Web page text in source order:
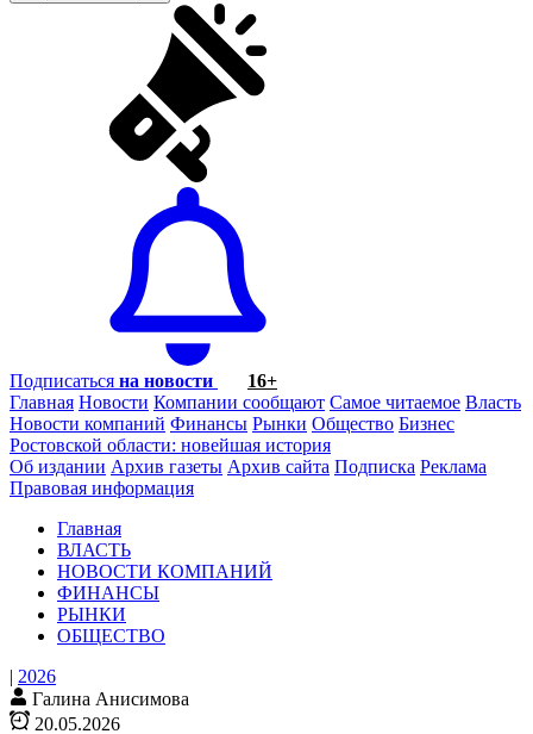
Подписаться на новости
16+
Главная Новости Компании сообщают Самое читаемое Власть
Новости компаний Финансы Рынки Общество Бизнес
Ростовской области: новейшая история
Об издании Архив газеты Архив сайта Подписка Реклама
Правовая информация
Главная
ВЛАСТЬ
НОВОСТИ КОМПАНИЙ
ФИНАНСЫ
РЫНКИ
ОБЩЕСТВО
| 2026
Галина Анисимова
20.05.2026